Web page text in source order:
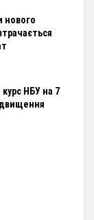
нового
курс НБУ на 7